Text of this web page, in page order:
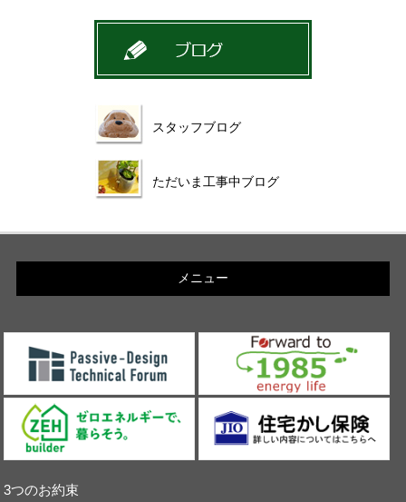
スタッフブログ
ただいま工事中ブログ
メニュー
3つのお約束